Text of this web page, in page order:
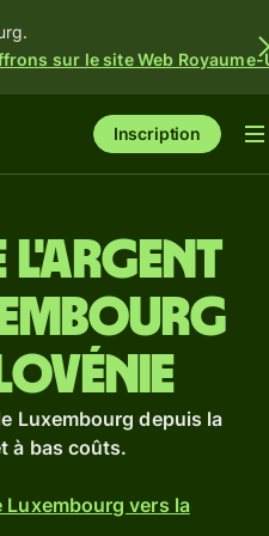
sur le site Web Royaume-
Inscription
l'argent
Luxembourg depuis la
à bas coûts.
Luxembourg vers la